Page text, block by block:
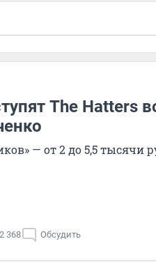
The Hatters
— от 2 до 5,5 тысячи
2 368 Обсудить